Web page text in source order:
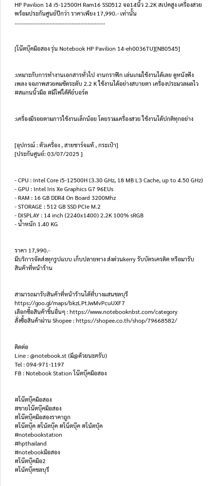
HP Pavilion 14 i5-12500H Ram16 SSD512 จอ14นิ้ว 2.2K สเปคสูง เครื่องสวย
พร้อมประกันศูนย์ปีกว่า ราคาเพียง 17,990.- เท่านั้น
..............................................................
[โน๊ตบุ๊คมือสอง รุ่น Notebook HP Pavilion 14-eh0036TU][NB0545]
:เหมาะกับการทำงานเอกสารทั่วไป งานกราฟิก เล่นเกมใช้งานได้เลย ดูหนังฟัง
เพลง จอภาพสวยคมชัดระดับ 2.2 K ใช้งานได้อย่างสบายตา เครื่องประมวลผลไว
#สแกนนิ้วมือ #มีไฟใต้คีย์บอร์ด
:เครื่องมีรอยตามการใช้งานเล็กน้อย โดยรวมเครื่องสวย ใช้งานได้ปกติทุกอย่าง
[อุปกรณ์ : ตัวเครื่อง , สายชาร์จแท้ , กระเป๋า]
[ประกันศูนย์: 03/07/2025 ]
- CPU : Intel Core i5-12500H (3.30 GHz, 18 MB L3 Cache, up to 4.50 GHz)
- GPU : Intel Iris Xe Graphics G7 96EUs
- RAM : 16 GB DDR4 On Board 3200Mhz
- STORAGE : 512 GB SSD PCIe M.2
- DISPLAY : 14 inch (2240x1400) 2.2K 100% sRGB
- น้ำหนัก 1.40 KG
ราคา 17,990.-
มีบริการจัดส่งทุกรูปแบบ เก็บปลายทาง ส่งด่วนkerry รับบัตรเครดิต หรือมารับ
สินค้าที่หน้าร้าน
สามารถมารับสินค้าที่หน้าร้านได้ที่บางแสนชลบุรี
https://goo.gl/maps/bkzLPtJwMvPcuUXF7
เลือกซื้อสินค้าชิ้นอื่นๆ : https://www.notebooknbst.com/category
สั่งซื้อสินค้าผ่าน Shopee : https://shopee.co.th/shop/79668582/
ติดต่อ
Line : @notebook.st (มี@ด้วยนะครับ)
Tel : 094-971-1197
FB : Notebook Station โน๊ตบุ๊คมือสอง
#โน๊ตบุ๊คมือสอง
#ขายโน๊ตบุ๊คมือสอง
#โน๊ตบุ๊คมือสองราคาถูก
#โน๊ตบุ๊ค #โน้ตบุ๊ค #โน็ตบุ๊ค #โน้ตบุ้ค
#notebookstation
#hpthailand
#notebookมือสอง
#โน๊ตบุ๊คมือ2
#โน้คบุ๊คชลบุรี